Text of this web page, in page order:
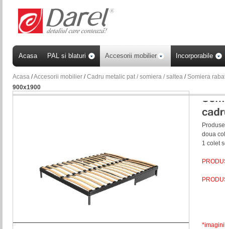
doua
1 colet
Acasa PAL si blaturi Accesorii mobilier Incorporabile
Acasa /Accesorii mobilier /Cadru metalic pat / somiera / saltea /Somiera
900x1900